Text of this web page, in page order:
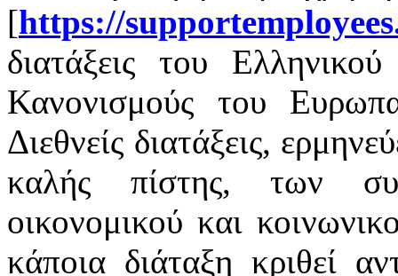
[https://supportemployees
διατάξεις του
Κανονισμούς του
Διεθνείς διατάξεις,
καλής πίστης, των
οικονομικού και
κάποια διάταξη κριθεί